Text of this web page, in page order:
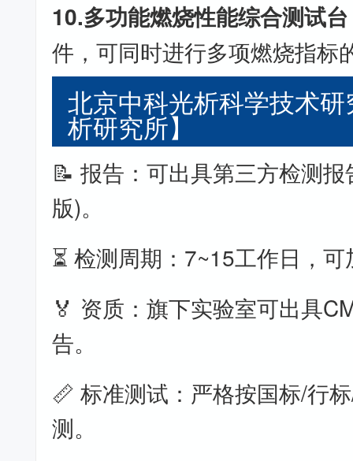
10.多功能燃烧性能综合测试
件，可同时进行多项燃烧指标
北京中科光析科学技术
析研究所】
📝 报告：可出具第三方检测
版)。
⏳ 检测周期：7~15工作日，
🏅 资质：旗下实验室可出具
告。
📏 标准测试：严格按国标/行
测。